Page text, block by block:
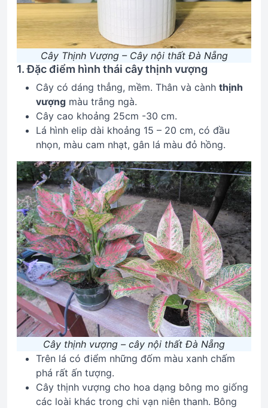
Cây Thịnh Vượng – Cây nội thất Đà Nẵng
1. Đặc điểm hình thái cây thịnh vượng
Cây có dáng thẳng, mềm. Thân và cành thịnh
vượng màu trắng ngà.
Cây cao khoảng 25cm -30 cm.
Lá hình elip dài khoảng 15 – 20 cm, có đầu
nhọn, màu cam nhạt, gân lá màu đỏ hồng.
Cây thịnh vượng – cây nội thất Đà Nẵng
Trên lá có điểm những đốm màu xanh chấm
phá rất ấn tượng.
Cây thịnh vượng cho hoa dạng bông mo giống
các loài khác trong chi vạn niên thanh. Bông